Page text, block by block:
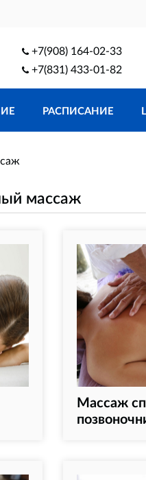
+7(908) 164-02-33
+7(831) 433-01-82
РАСПИСАНИЕ
массаж
Массаж